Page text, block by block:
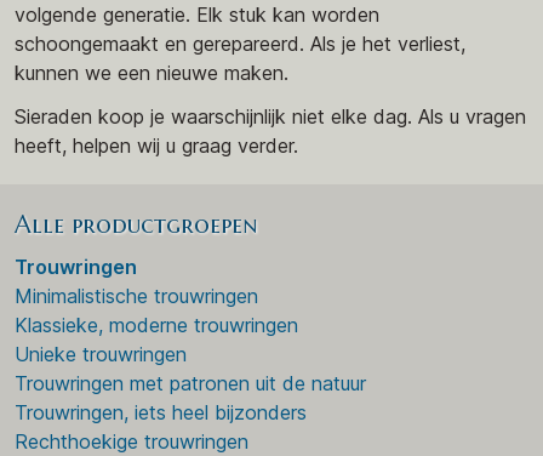
volgende generatie. Elk stuk kan worden
schoongemaakt en gerepareerd. Als je het verliest,
kunnen we een nieuwe maken.
Sieraden koop je waarschijnlijk niet elke dag. Als u vragen
heeft, helpen wij u graag verder.
Alle productgroepen
Trouwringen
Minimalistische trouwringen
Klassieke, moderne trouwringen
Unieke trouwringen
Trouwringen met patronen uit de natuur
Trouwringen, iets heel bijzonders
Rechthoekige trouwringen